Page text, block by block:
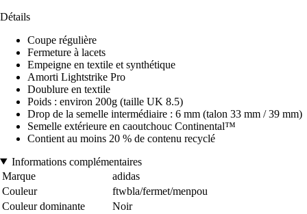
Détails
Coupe régulière
Fermeture à lacets
Empeigne en textile et synthétique
Amorti Lightstrike Pro
Doublure en textile
Poids : environ 200g (taille UK 8.5)
Drop de la semelle intermédiaire : 6 mm (talon 33 mm / 39 mm)
Semelle extérieure en caoutchouc Continental™
Contient au moins 20 % de contenu recyclé
Informations complémentaires
Marque
adidas
Couleur
ftwbla/fermet/menpou
Couleur dominante
Noir